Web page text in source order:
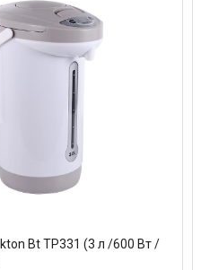
Bt TP331 (3 л /600 Вт /